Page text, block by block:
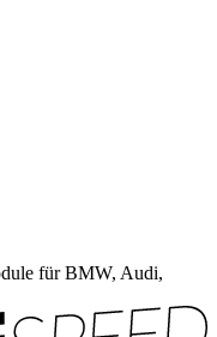
für BMW, Audi,